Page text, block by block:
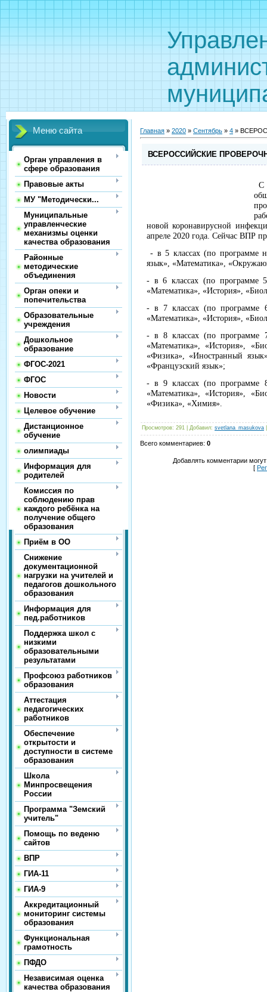
Меню сайта
Орган управления в
сфере образования
Правовые акты
МУ "Методически...
Муниципальные
управленческие
механизмы оценки
качества образования
Районные
методические
объединения
Орган опеки и
попечительства
Образовательные
учреждения
Дошкольное
образование
ФГОС-2021
ФГОС
Новости
Целевое обучение
Дистанционное
обучение
олимпиады
Информация для
родителей
Комиссия по
соблюдению прав
каждого ребёнка на
получение общего
образования
Приём в ОО
Снижение
документационной
нагрузки на учителей и
педагогов дошкольного
образования
Информация для
пед.работников
Поддержка школ с
низкими
образовательными
результатами
Профсоюз работников
образования
Аттестация
педагогических
работников
Обеспечение
открытости и
доступности в системе
образования
Школа
Минпросвещения
России
Программа "Земский
учитель"
Помощь по веденю
сайтов
ВПР
ГИА-11
ГИА-9
Аккредитационный
мониторинг системы
образования
Функциональная
грамотность
ПФДО
Независимая оценка
качества образования
Главная » 2020 » Сентябрь » 4 »
ВСЕРОССИЙСКИЕ
С
новой коронавирусной
апреле 2020 года. Сейчас ВПР
- в 5 классах (по программе
язык», «Математика»,
- в 6 классах (по программе
«Математика», «История»,
- в 7 классах (по программе
«Математика», «История»,
- в 8 классах (по программе
«Математика», «История»,
«Физика», «Иностранный
«Французский язык»;
- в 9 классах (по программе
«Математика», «История»,
«Физика», «Химия».
Просмотров: 291 Добавил: svetlana_masukova
Всего комментариев: 0
Добавлять комментарии
[